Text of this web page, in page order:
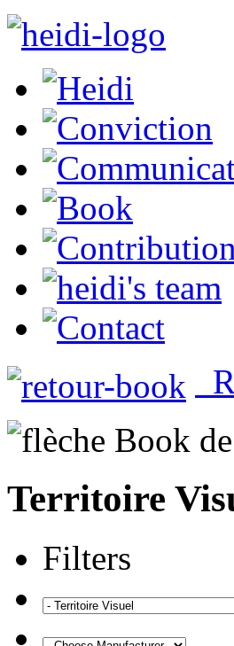
Territoire
Filters